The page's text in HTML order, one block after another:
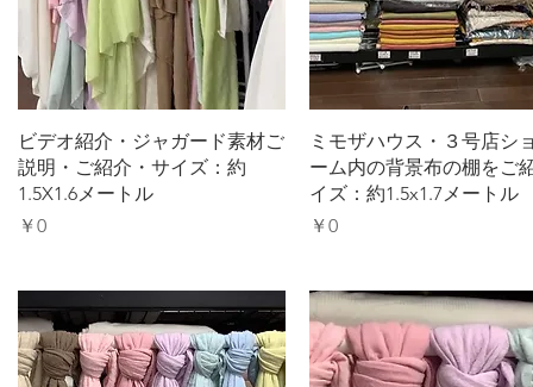
クイックビュー
ビデオ紹介・ジャガード素材ご
説明・ご紹介・サイズ：約
1.5X1.6メートル
価格
￥0
クイックビュー
ミモザハウス・３号店シ
ーム内の背景布の棚をご
イズ：約1.5x1.7メートル
価格
￥0